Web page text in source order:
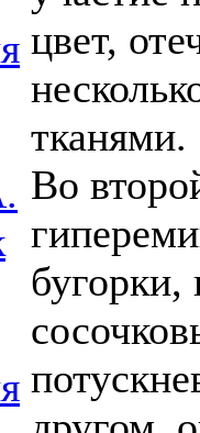
цвет,
тканями.
Во
бугорки,